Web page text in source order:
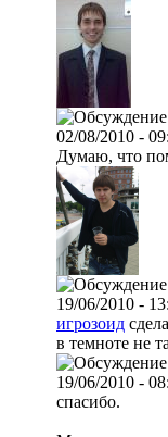
02/08/2010 -
Думаю, что
19/06/2010 -
игрозоид
в темноте не
19/06/2010 -
спасибо.